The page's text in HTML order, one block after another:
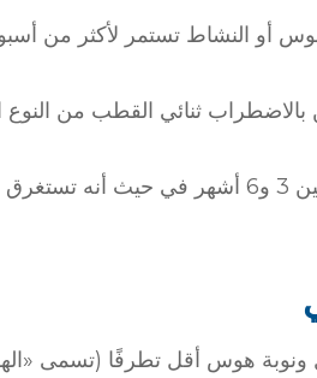
أو النشاط تستمر لأكثر من
ثنائي القطب من النوع
وفي حالة عدم العلاج، تستغرق نوبة الهوس عمومًا ما بين 3 و6 أشهر في حيث
ونوبة هوس أقل تطرفًا (تسمى